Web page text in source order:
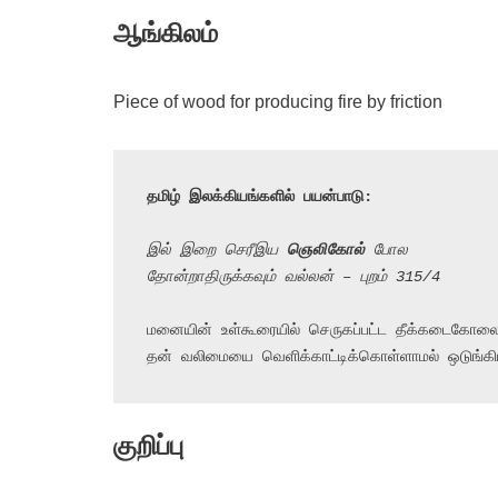
ஆங்கிலம்
Piece of wood for producing fire by friction
தமிழ் இலக்கியங்களில் பயன்பாடு:
இல் இறை செரீஇய ஞெலிகோல் போல
தோன்றாதிருக்கவும் வல்லன் – புறம் 315/4
மனையின் உள்கூரையில் செருகப்பட்ட
தன் வலிமையை வெளிக்காட்டிக்கொள்ளாமல்
குறிப்பு